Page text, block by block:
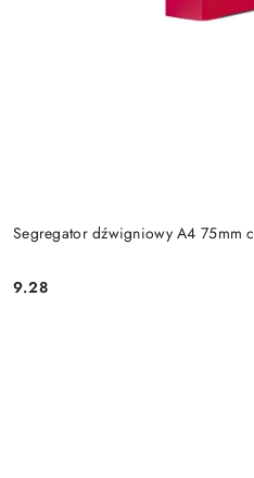
Segregator dźwigniowy A4 75mm
Cena:
9.28